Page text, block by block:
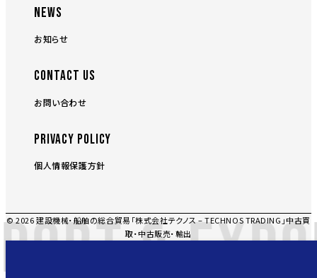
NEWS
お知らせ
CONTACT US
お問い合わせ
PRIVACY POLICY
個人情報保護方針
&
© 2026 建設機械・船舶の総合貿易「株式会社テクノス – TECHNOS TRADING」中古買
取・中古販売・輸出